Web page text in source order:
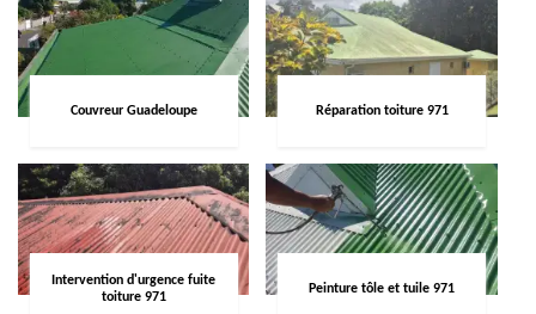
Couvreur Guadeloupe Réparation toiture 971
Intervention d'urgence fuite
toiture 971
Peinture tôle et tuile 971